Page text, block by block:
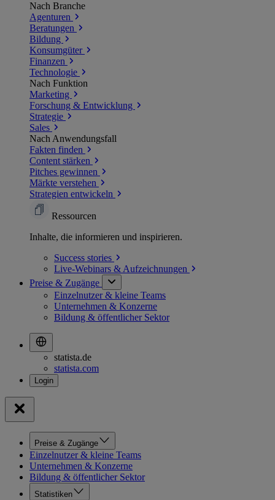
Nach Branche
Agenturen
Beratungen
Bildung
Konsumgüter
Finanzen
Technologie
Nach Funktion
Marketing
Forschung & Entwicklung
Strategie
Sales
Nach Anwendungsfall
Fakten finden
Content stärken
Pitches gewinnen
Märkte verstehen
Strategien entwickeln
Ressourcen
Inhalte, die informieren und inspirieren.
Success stories
Live-Webinars & Aufzeichnungen
Preise & Zugänge
Einzelnutzer & kleine Teams
Unternehmen & Konzerne
Bildung & öffentlicher Sektor
statista.de
statista.com
Preise & Zugänge
Einzelnutzer & kleine Teams
Unternehmen & Konzerne
Bildung & öffentlicher Sektor
Statistiken